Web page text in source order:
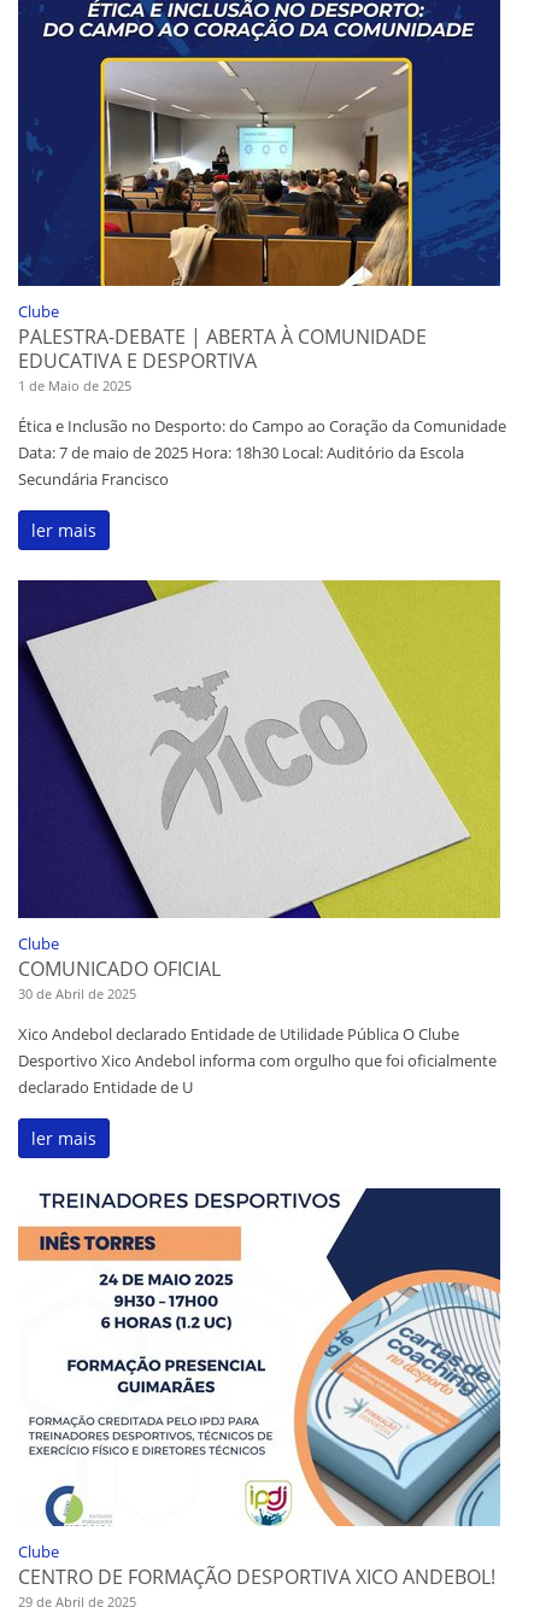
Clube
PALESTRA-DEBATE | ABERTA À COMUNIDADE
EDUCATIVA E DESPORTIVA
1 de Maio de 2025
Ética e Inclusão no Desporto: do Campo ao Coração da Comunidade
Data: 7 de maio de 2025 Hora: 18h30 Local: Auditório da Escola
Secundária Francisco
ler mais
Clube
COMUNICADO OFICIAL
30 de Abril de 2025
Xico Andebol declarado Entidade de Utilidade Pública O Clube
Desportivo Xico Andebol informa com orgulho que foi oficialmente
declarado Entidade de U
ler mais
Clube
CENTRO DE FORMAÇÃO DESPORTIVA XICO ANDEBOL!
29 de Abril de 2025